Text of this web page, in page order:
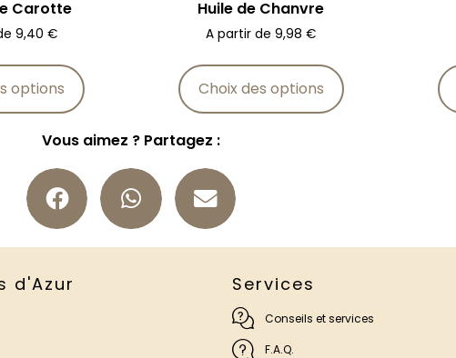
Carotte
9,40 €
options
Huile de Chanvre
A partir de 9,98 €
Choix des options
Vous aimez ? Partagez :
d'Azur Services
Conseils et services
F.A.Q.